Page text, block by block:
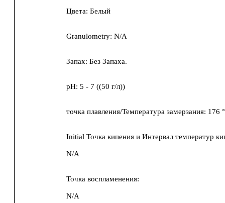
Цвета: Белый
Granulometry: N/A
Запах: Без Запаха.
pH: 5 - 7 ((50 г/л))
точка плавления/Температура замерзания: 176
Initial Точка кипения и Интервал температур
N/A
Точка воспламенения:
N/A